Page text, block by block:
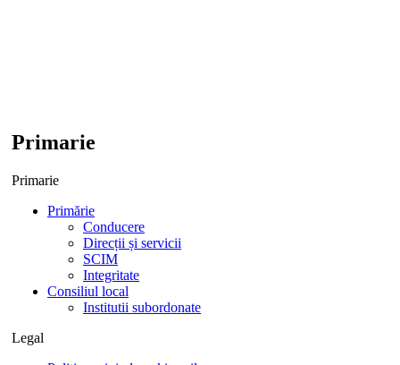
Primarie
Primarie
Primărie
Conducere
Direcții și servicii
SCIM
Integritate
Consiliul local
Institutii subordonate
Legal